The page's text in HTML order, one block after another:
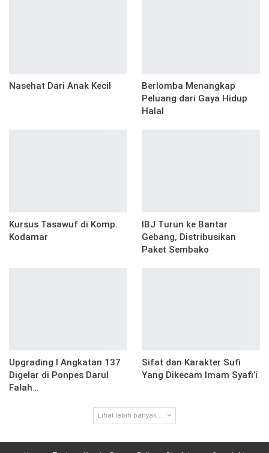
Nasehat Dari Anak Kecil
Berlomba Menangkap
Peluang dari Gaya Hidup
Halal
Kursus Tasawuf di Komp.
Kodamar
IBJ Turun ke Bantar
Gebang, Distribusikan
Paket Sembako
Upgrading I Angkatan 137
Digelar di Ponpes Darul
Falah…
Sifat dan Karakter Sufi
Yang Dikecam Imam Syafi’i
Lihat lebih banyak ...